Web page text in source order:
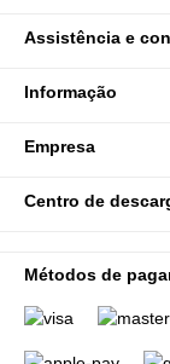
Assistência e
Informação
Empresa
Centro de
Métodos de